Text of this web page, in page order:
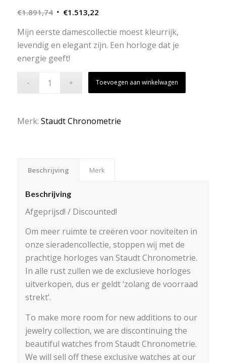
€1.891,74 Oorspronkelijke
was:
€1.891,74.
€1.513,22Huidige
is:
€1.513,22.
Mijn eerste damescollectie moest kleurrijk,
levendig en elegant zijn. Een horloge dat je
energie geeft!
Toevoegen aan winkelwagen
Merk: Staudt Chronometrie
Beschrijving Merk
Beschrijving
Afgeprijsd! / Discounted!
Om meer ruimte te creëren voor noviteiten in
onze sieradencollectie, stoppen wij met de
prachtige horloges van Staudt Chronometrie.
In alle rust zullen we de exclusieve horloges
uitverkopen, dus er geldt ‘zolang de voorraad
strekt’.
To make more room for new additions to our
jewelry collection, we are discontinuing the
beautiful watches from Staudt Chronometrie.
We will sell off these exclusive watches at our